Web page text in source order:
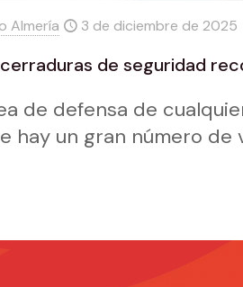
Almería 3 de diciembre de 2025
de seguridad
de defensa de
hay un gran número de